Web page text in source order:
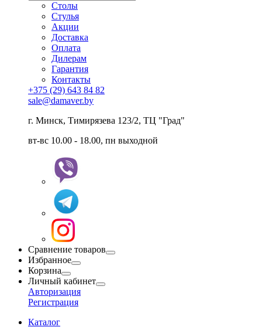
Столы
Стулья
Акции
Доставка
Оплата
Дилерам
Гарантия
Контакты
+375 (29) 643 84 82
sale@damaver.by
г. Минск, Тимирязева 123/2, ТЦ "Град"
вт-вс 10.00 - 18.00, пн выходной
Сравнение товаров
Избранное
Корзина
Личный кабинет
Авторизация
Регистрация
Каталог